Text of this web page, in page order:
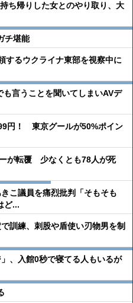
ち帰りした女とのやり取り、大
チ堪能
するウクライナ東部を視察中に
も言うことを聞いてしまいAVデ
円！ 東京グールが50%ポイン
が転覆 少なくとも78人が死
こ議員を痛烈批判「そもそも
ど...
訓練、刺股や盾使い刃物男を制
、入館0秒で寝てる人もいるが